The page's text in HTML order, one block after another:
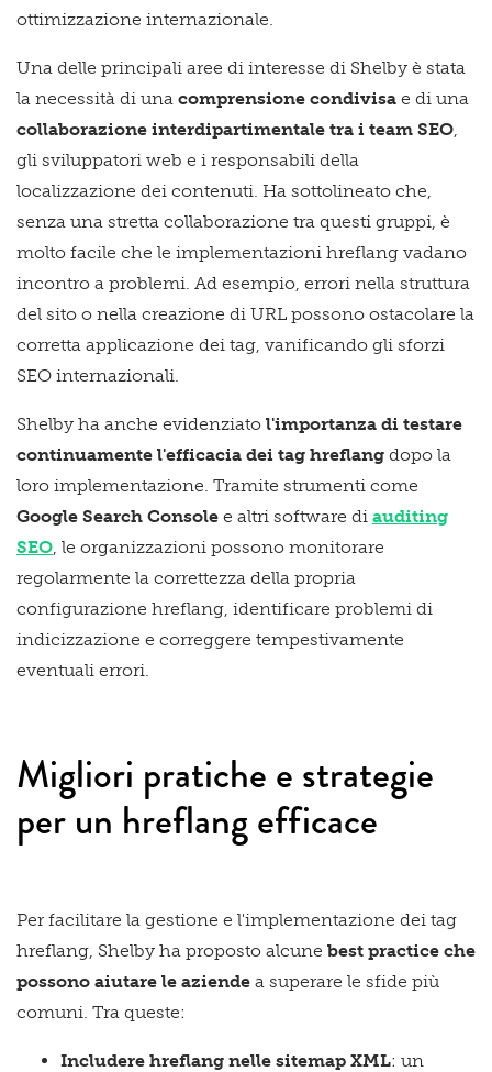
ottimizzazione internazionale.
Una delle principali aree di interesse di Shelby è stata
la necessità di una comprensione condivisa e di una
collaborazione interdipartimentale tra i team SEO
gli sviluppatori web e i responsabili della
localizzazione dei contenuti. Ha sottolineato che,
senza una stretta collaborazione tra questi gruppi, è
molto facile che le implementazioni hreflang vadano
incontro a problemi. Ad esempio, errori nella struttura
del sito o nella creazione di URL possono ostacolare la
corretta applicazione dei tag, vanificando gli sforzi
SEO internazionali.
Shelby ha anche evidenziato l'importanza di testare
continuamente l'efficacia dei tag hreflang dopo la
loro implementazione. Tramite strumenti come
Google Search Console e altri software di auditing
SEO , le organizzazioni possono monitorare
regolarmente la correttezza della propria
configurazione hreflang, identificare problemi di
indicizzazione e correggere tempestivamente
eventuali errori.
Migliori pratiche e strategie
per un hreflang efficace
Per facilitare la gestione e l'implementazione dei tag
hreflang, Shelby ha proposto alcune best practice che
possono aiutare le aziende a superare le sfide più
comuni. Tra queste:
Includere hreflang nelle sitemap XML: un